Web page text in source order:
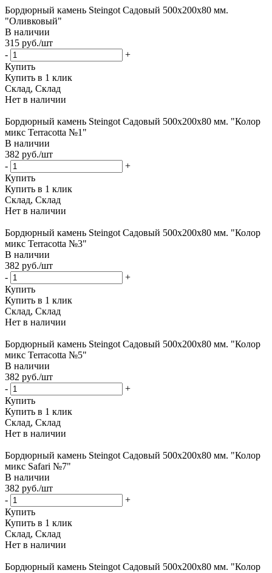
Бордюрный камень Steingot Садовый 500х200х80 мм.
"Оливковый"
В наличии
315 руб./шт
-
+
Купить
Купить в 1 клик
Склад, Склад
Нет в наличии
Бордюрный камень Steingot Садовый 500х200х80 мм. "Колор
микс Terracotta №1"
В наличии
382 руб./шт
-
+
Купить
Купить в 1 клик
Склад, Склад
Нет в наличии
Бордюрный камень Steingot Садовый 500х200х80 мм. "Колор
микс Terracotta №3"
В наличии
382 руб./шт
-
+
Купить
Купить в 1 клик
Склад, Склад
Нет в наличии
Бордюрный камень Steingot Садовый 500х200х80 мм. "Колор
микс Terracotta №5"
В наличии
382 руб./шт
-
+
Купить
Купить в 1 клик
Склад, Склад
Нет в наличии
Бордюрный камень Steingot Садовый 500х200х80 мм. "Колор
микс Safari №7"
В наличии
382 руб./шт
-
+
Купить
Купить в 1 клик
Склад, Склад
Нет в наличии
Бордюрный камень Steingot Садовый 500х200х80 мм. "Колор